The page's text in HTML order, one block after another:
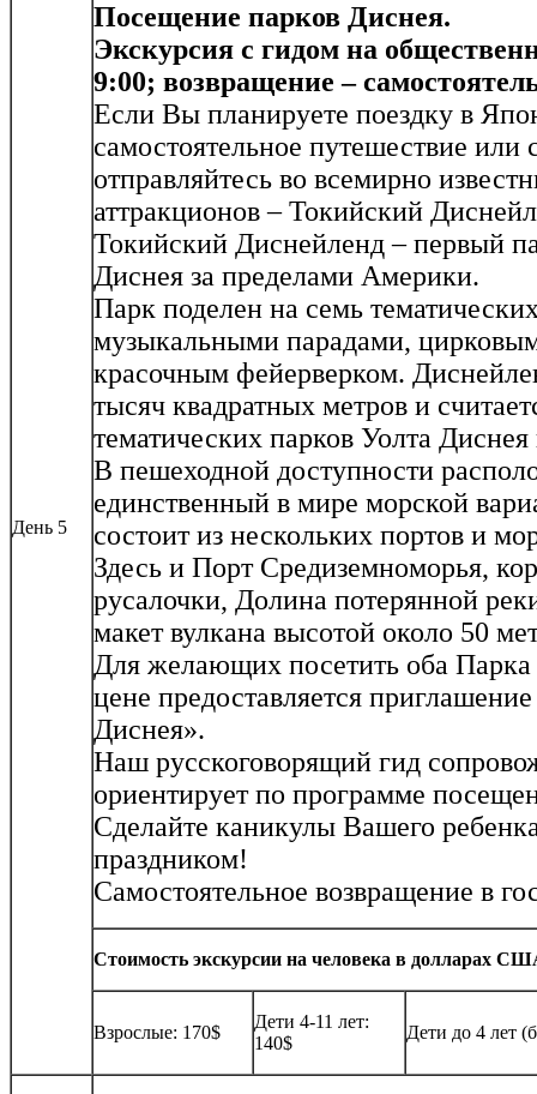
День 5
Посещение парков Диснея.
Экскурсия с гидом на
9:00; возвращение –
Если Вы планируете поездку в
самостоятельное путешествие
отправляйтесь во всемирно
аттракционов – Токийский
Токийский Диснейленд – первый
Диснея за пределами Америки.
Парк поделен на семь
музыкальными парадами,
красочным фейерверком.
тысяч квадратных метров и
тематических парков Уолта
В пешеходной доступности
единственный в мире морской
состоит из нескольких портов и
Здесь и Порт Средиземноморья,
русалочки, Долина потерянной
макет вулкана высотой около 50
Для желающих посетить оба
цене предоставляется
Диснея».
Наш русскоговорящий гид
ориентирует по программе
Сделайте каникулы Вашего
праздником!
Самостоятельное возвращение в
Стоимость экскурсии на человека в долларах
Взрослые: 170$
Дети 4-11 лет:
140$
Дети до 4 лет